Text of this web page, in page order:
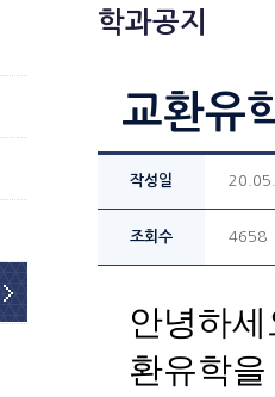
학과공지
교환유
작성일
조회수 4658
안녕하
환유학